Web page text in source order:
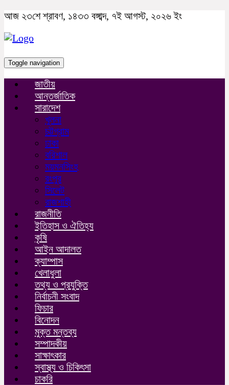
আজ ২৩শে শ্রাবণ, ১৪৩৩ বঙ্গাব্দ, ৭ই আগস্ট, ২০২৬ ইং
Toggle navigation
জাতীয়
আন্তর্জাতিক
সারাদেশ
খুলনা
চট্টগ্রাম
ঢাকা
বরিশাল
ময়মনসিংহ
রংপুর
সিলেট
রাজশাহী
রাজনীতি
ইতিহাস ও ঐতিহ্য
কৃষি
আইন আদালত
ক্যাম্পাস
খেলাধুলা
তথ্য ও প্রযুক্তি
নির্বাচনী সংবাদ
ফিচার
বিনোদন
মুক্ত মন্তব্য
সম্পাদকীয়
সাক্ষাৎকার
স্বাস্থ্য ও চিকিৎসা
চাকরি